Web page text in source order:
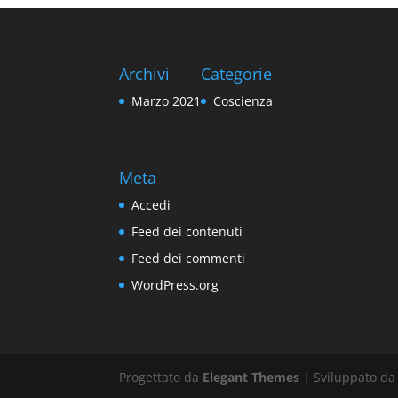
Archivi
Marzo 2021
Categorie
Coscienza
Meta
Accedi
Feed dei contenuti
Feed dei commenti
WordPress.org
Progettato da Elegant Themes | Sviluppato